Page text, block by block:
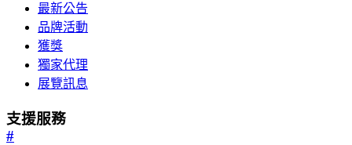
最新公告
品牌活動
獲獎
獨家代理
展覽訊息
支援服務
#